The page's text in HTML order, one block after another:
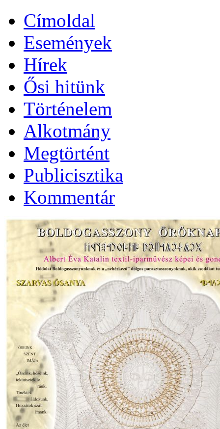
Címoldal
Események
Hírek
Ősi hitünk
Történelem
Alkotmány
Megtörtént
Publicisztika
Kommentár